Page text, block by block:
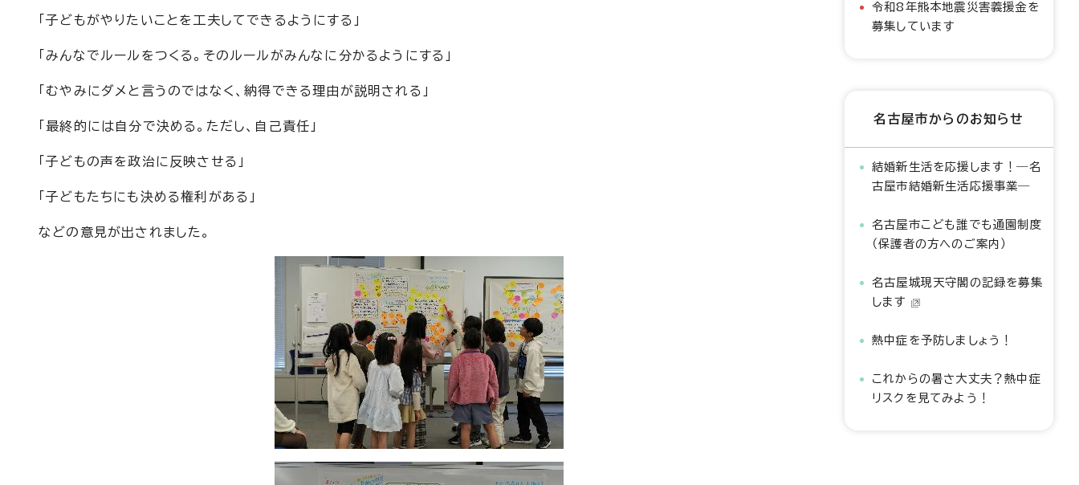
「子どもがやりたいことを工夫してできるようにする」
「みんなでルールをつくる。そのルールがみんなに分かるようにする」
「むやみにダメと言うのではなく、納得できる理由が説明される」
「最終的には自分で決める。ただし、自己責任」
「子どもの声を政治に反映させる」
「子どもたちにも決める権利がある」
などの意見が出されました。
令和8年熊本地震災害義援金を
募集しています
名古屋市からのお知らせ
結婚新生活を応援します！―名
古屋市結婚新生活応援事業―
名古屋市こども誰でも通園制度
（保護者の方へのご案内）
名古屋城現天守閣の記録を募集
します
熱中症を予防しましょう！
これからの暑さ大丈夫？熱中症
リスクを見てみよう！